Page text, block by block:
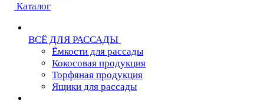
Каталог
ВСЁ ДЛЯ РАССАДЫ
Ёмкости для рассады
Кокосовая продукция
Торфяная продукция
Ящики для рассады